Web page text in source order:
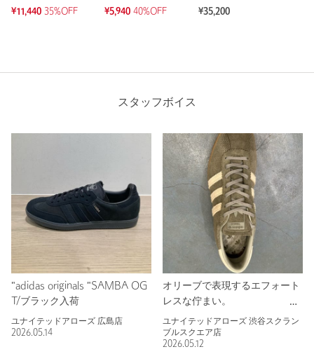
¥11,440 35%OFF
¥5,940 40%OFF
¥35,200
スタッフボイス
"adidas originals "SAMBA OG
T/ブラック入荷
ユナイテッドアローズ 広島店
2026.05.14
オリーブで表現するエフォート
レスな佇まい。
「TOBACCO」国内
EXCLUSIVEカラー。
ユナイテッドアローズ 渋谷スクラン
ブルスクエア店
2026.05.12